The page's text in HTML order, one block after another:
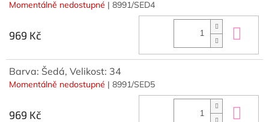
Momentálně nedostupné | 8991/SED4
969 Kč
Barva: Šedá, Velikost: 34
Momentálně nedostupné | 8991/SED5
969 Kč